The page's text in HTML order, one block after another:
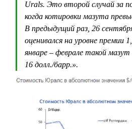
Urals. Это второй случай за
когда котировки мазута
В предыдущий раз, 26
оценивался на уровне премии
январе – феврале такой
16 долл./барр.».